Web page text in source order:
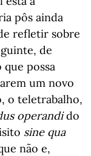
pôs ainda
refletir sobre
de
possa
um novo
o teletrabalho,
operandido
sine qua
não e,